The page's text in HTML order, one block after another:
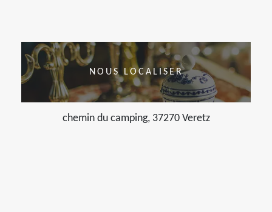
NOUS LOCALISER
chemin du camping, 37270 Veretz